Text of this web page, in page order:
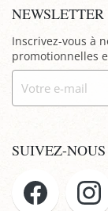
NEWSLETTER
Inscrivez-vous à
promotionnelles
SUIVEZ-NOUS